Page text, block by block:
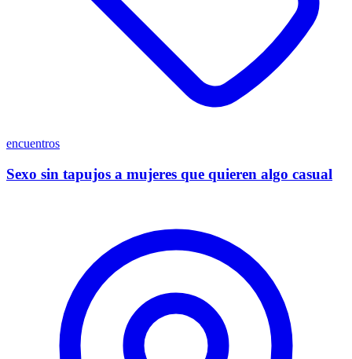
encuentros
Sexo sin tapujos a mujeres que quieren algo casual